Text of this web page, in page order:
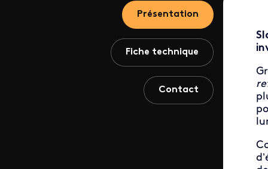
Présentation
Fiche technique
Contact